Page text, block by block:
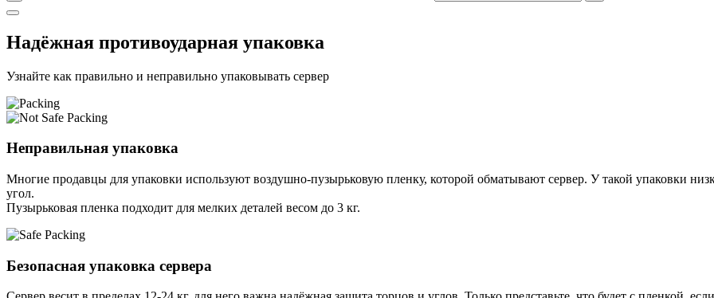
Надёжная противоударная упаковка
Узнайте как правильно и неправильно упаковывать сервер
Неправильная упаковка
Многие продавцы для упаковки используют воздушно-пузырьковую пленку, которой обматывают сервер. У такой упаковки
угол.
Пузырьковая пленка подходит для мелких деталей весом до 3 кг.
Безопасная упаковка сервера